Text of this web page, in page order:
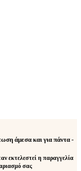
άμεσα και για πάντα-
εκτελεστεί η παραγγελία
σας